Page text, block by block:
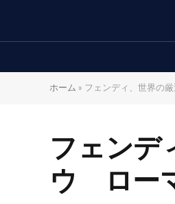
ホーム » フェンディ、世界の
フェンデ
ウ ロー